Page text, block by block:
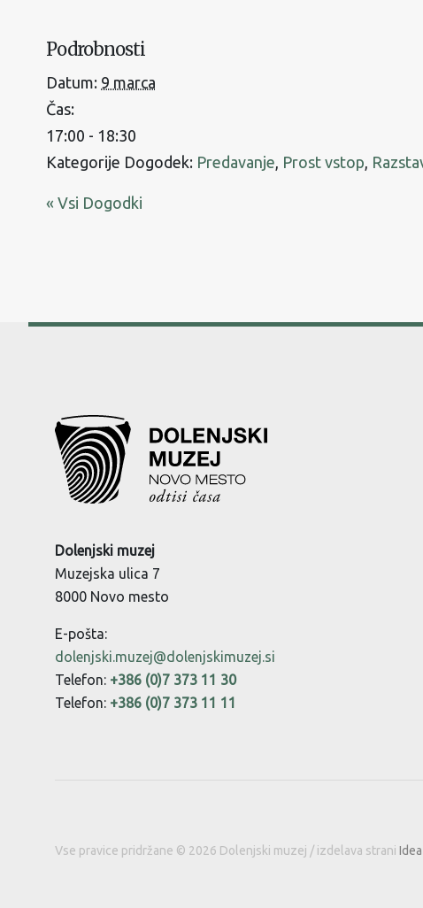
Podrobnosti
Datum: 9 marca
Čas:
17:00 - 18:30
Kategorije Dogodek: Predavanje, Prost vstop,
« Vsi Dogodki
Dolenjski muzej
Muzejska ulica 7
8000 Novo mesto
E-pošta:
dolenjski.muzej@dolenjskimuzej.si
Telefon: +386 (0)7 373 11 30
Telefon: +386 (0)7 373 11 11
Vse pravice pridržane © 2026 Dolenjski muzej / izdelava strani